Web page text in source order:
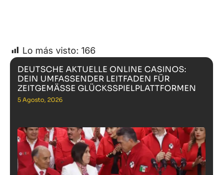
Lo más visto: 166
DEUTSCHE AKTUELLE ONLINE CASINOS:
DEIN UMFASSENDER LEITFADEN FÜR
ZEITGEMÄSSE GLÜCKSSPIELPLATTFORMEN
5 Agosto, 2026